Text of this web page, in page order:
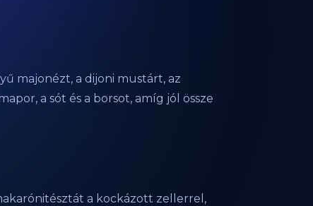
majonézt, a dijoni mustárt, az
a sót és a borsot, amíg jól össze
a kockázott zellerrel,